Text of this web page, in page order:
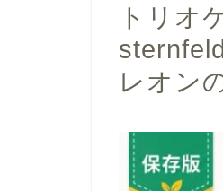
トリオ
レオン